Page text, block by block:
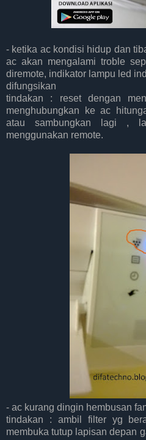
- ketika ac kondisi hidup dan
ac akan mengalami troble
diremote, indikator lampu led
difungsikan
tindakan : reset dengan
menghubungkan ke ac
atau sambungkan lagi ,
menggunakan remote.
- ac kurang dingin hembusan
tindakan : ambil filter yg
membuka tutup lapisan depan